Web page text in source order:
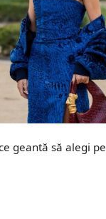
geantă să alegi